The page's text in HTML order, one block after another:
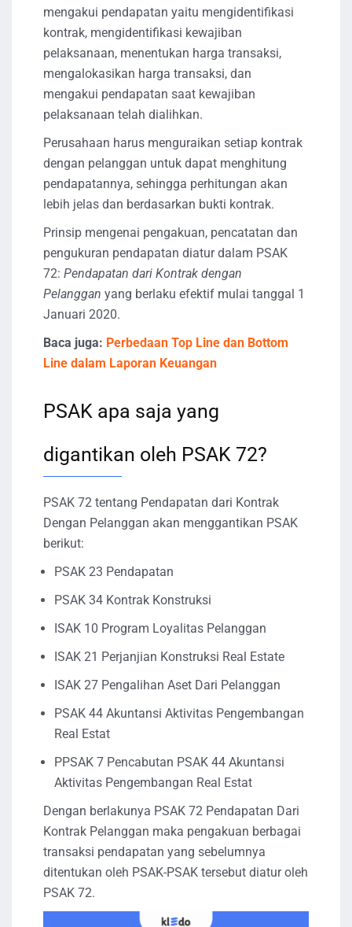
mengakui pendapatan yaitu mengidentifikasi
kontrak, mengidentifikasi kewajiban
pelaksanaan, menentukan harga transaksi,
mengalokasikan harga transaksi, dan
mengakui pendapatan saat kewajiban
pelaksanaan telah dialihkan.
Perusahaan harus menguraikan setiap kontrak
dengan pelanggan untuk dapat menghitung
pendapatannya, sehingga perhitungan akan
lebih jelas dan berdasarkan bukti kontrak.
Prinsip mengenai pengakuan, pencatatan dan
pengukuran pendapatan diatur dalam PSAK
72: Pendapatan dari Kontrak dengan
Pelanggan yang berlaku efektif mulai tanggal 1
Januari 2020.
Baca juga: Perbedaan Top Line dan Bottom
Line dalam Laporan Keuangan
PSAK apa saja yang
digantikan oleh PSAK 72?
PSAK 72 tentang Pendapatan dari Kontrak
Dengan Pelanggan akan menggantikan PSAK
berikut:
PSAK 23 Pendapatan
PSAK 34 Kontrak Konstruksi
ISAK 10 Program Loyalitas Pelanggan
ISAK 21 Perjanjian Konstruksi Real Estate
ISAK 27 Pengalihan Aset Dari Pelanggan
PSAK 44 Akuntansi Aktivitas Pengembangan
Real Estat
PPSAK 7 Pencabutan PSAK 44 Akuntansi
Aktivitas Pengembangan Real Estat
Dengan berlakunya PSAK 72 Pendapatan Dari
Kontrak Pelanggan maka pengakuan berbagai
transaksi pendapatan yang sebelumnya
ditentukan oleh PSAK-PSAK tersebut diatur oleh
PSAK 72.